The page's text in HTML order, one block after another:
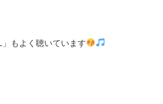
」もよく聴いています